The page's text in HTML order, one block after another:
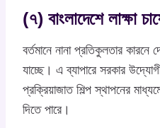
(৭) বাংলাদেশে লাক্ষা
বর্তমানে নানা প্রতিকুলতার কারনে
যাচ্ছে। এ ব্যাপারে সরকার
প্রক্রিয়াজাত শিল্প স্থাপনের
দিতে পারে।